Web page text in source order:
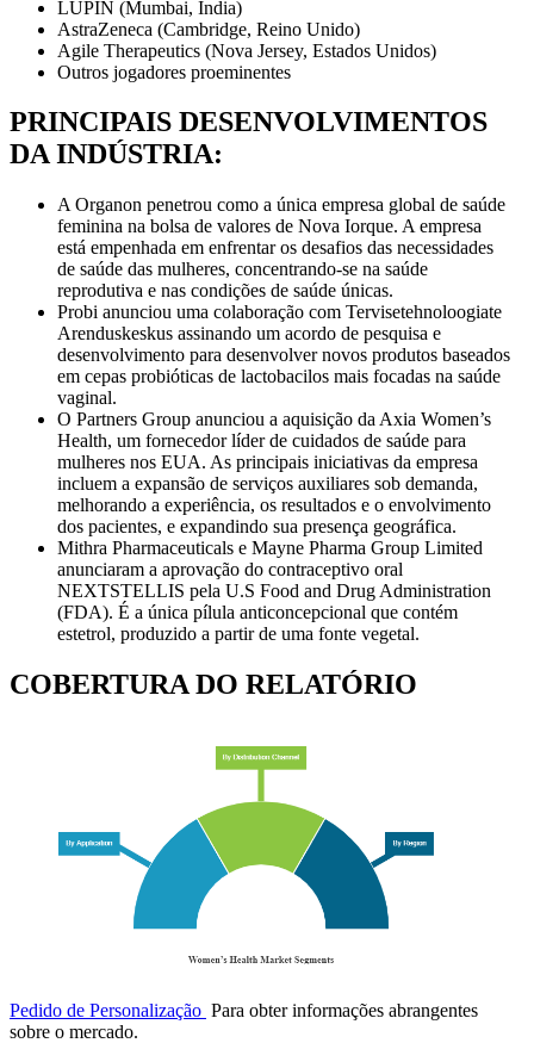
LUPIN (Mumbai, Índia)
AstraZeneca (Cambridge, Reino Unido)
Agile Therapeutics (Nova Jersey, Estados Unidos)
Outros jogadores proeminentes
PRINCIPAIS DESENVOLVIMENTOS
DA INDÚSTRIA:
A Organon penetrou como a única empresa global de saúde
feminina na bolsa de valores de Nova Iorque. A empresa
está empenhada em enfrentar os desafios das necessidades
de saúde das mulheres, concentrando-se na saúde
reprodutiva e nas condições de saúde únicas.
Probi anunciou uma colaboração com Tervisetehnoloogiate
Arenduskeskus assinando um acordo de pesquisa e
desenvolvimento para desenvolver novos produtos baseados
em cepas probióticas de lactobacilos mais focadas na saúde
vaginal.
O Partners Group anunciou a aquisição da Axia Women’s
Health, um fornecedor líder de cuidados de saúde para
mulheres nos EUA. As principais iniciativas da empresa
incluem a expansão de serviços auxiliares sob demanda,
melhorando a experiência, os resultados e o envolvimento
dos pacientes, e expandindo sua presença geográfica.
Mithra Pharmaceuticals e Mayne Pharma Group Limited
anunciaram a aprovação do contraceptivo oral
NEXTSTELLIS pela U.S Food and Drug Administration
(FDA). É a única pílula anticoncepcional que contém
estetrol, produzido a partir de uma fonte vegetal.
COBERTURA DO RELATÓRIO
Pedido de Personalização Para obter informações abrangentes
sobre o mercado.